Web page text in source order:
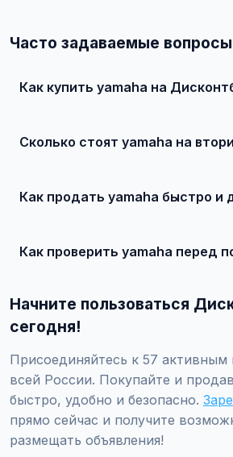
Часто задаваемые
Как купить yamaha на
встрече и совершите сделку. Для
Сколько стоят yamaha на
представлены предложения от 50
Как продать yamaha быстро и
необходимости воспользуйтесь
Как проверить yamaha перед
технического состояния и проверки
Начните пользоваться
сегодня!
Присоединяйтесь к 57 активным
всей России. Покупайте и
быстро, удобно и безопасно.
прямо сейчас и получите
размещать объявления!